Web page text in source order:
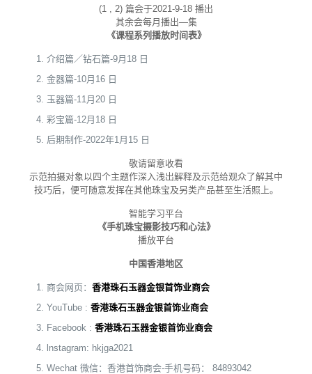
(1 , 2) 篇会于2021-9-18 播出
其余会每月播出—集
《课程系列播放时间表》
介绍篇／钻石篇-9月18 日
金器篇-10月16 日
玉器篇-11月20 日
彩宝篇-12月18 日
后期制作-2022年1月15 日
敬请留意收看
示范拍摄对象以四个主题作深入浅出解释及示范给观众了解其中
技巧后，便可随意发挥在其他珠宝及另类产品甚至生活照上。
智能学习平台
《手机珠宝摄影技巧和心法》
播放平台
中国香港地区
商会网页：香港珠石玉器金银首饰业商会
YouTube :香港珠石玉器金银首饰业商会
Facebook :香港珠石玉器金银首饰业商会
lnstagram: hkjga2021
Wechat 微信：香港首饰商会-手机号码： 84893042